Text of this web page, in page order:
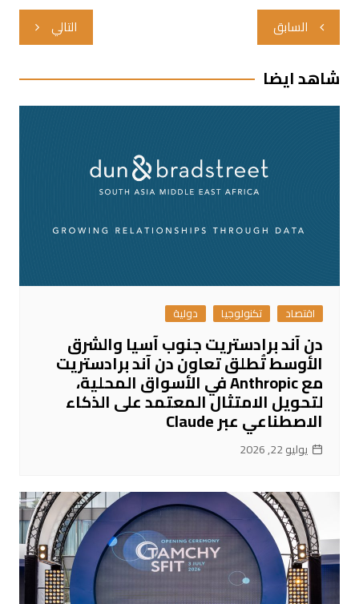
تصفّح
المقالات
السابق التالي
شاهد ايضا
اقتصاد تكنولوجيا دولية
دن آند برادستريت جنوب آسيا والشرق
الأوسط تُطلق تعاون دن آند برادستريت
مع Anthropic في الأسواق المحلية،
لتحويل الامتثال المعتمد على الذكاء
الاصطناعي عبر Claude
يوليو 22, 2026